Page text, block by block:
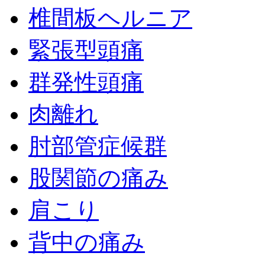
椎間板ヘルニア
緊張型頭痛
群発性頭痛
肉離れ
肘部管症候群
股関節の痛み
肩こり
背中の痛み